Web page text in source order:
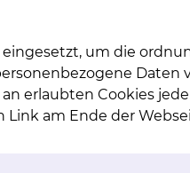
Krankenhausaufenthalt
gehört
um die
Daten
erlaubten Cookies
am Ende der